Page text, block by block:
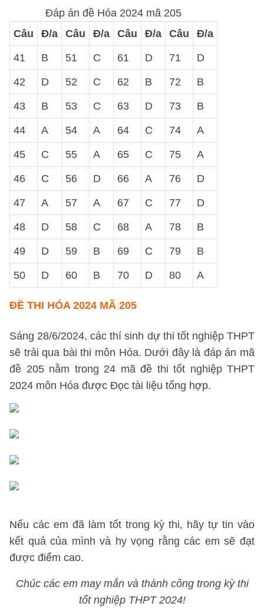
Đáp án đề Hóa 2024 mã 205
Câu
Đ/a Câu Đ/a Câu Đ/a Câu Đ/a
41 B 51 C 61 D 71 D
42 D 52 C 62 B 72 B
43 B 53 C 63 D 73 B
44 A 54 A 64 C 74 A
45 C 55 A 65 C 75 A
46 C 56 D 66 A 76 D
47 A 57 A 67 C 77 D
48 D 58 C 68 A 78 B
49 D 59 B 69 C 79 B
50 D 60 B 70 D 80 A
ĐỀ THI HÓA 2024 MÃ 205
Sáng 28/6/2024, các thí sinh dự thi tốt nghiệp THPT
sẽ trải qua bài thi môn Hóa. Dưới đây là đáp án mã
đề 205 nằm trong 24 mã đề thi tốt nghiệp THPT
2024 môn Hóa được Đọc tài liệu tổng hợp.
Nếu các em đã làm tốt trong kỳ thi, hãy tự tin vào
kết quả của mình và hy vọng rằng các em sẽ đạt
được điểm cao.
Chúc các em may mắn và thành công trong kỳ thi
tốt nghiệp THPT 2024!